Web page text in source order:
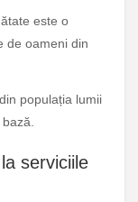
este o
de oameni din
populația lumii
serviciile